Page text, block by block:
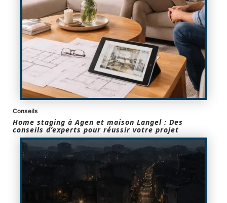
Conseils
Home staging à Agen et maison Langel : Des
conseils d’experts pour réussir votre projet